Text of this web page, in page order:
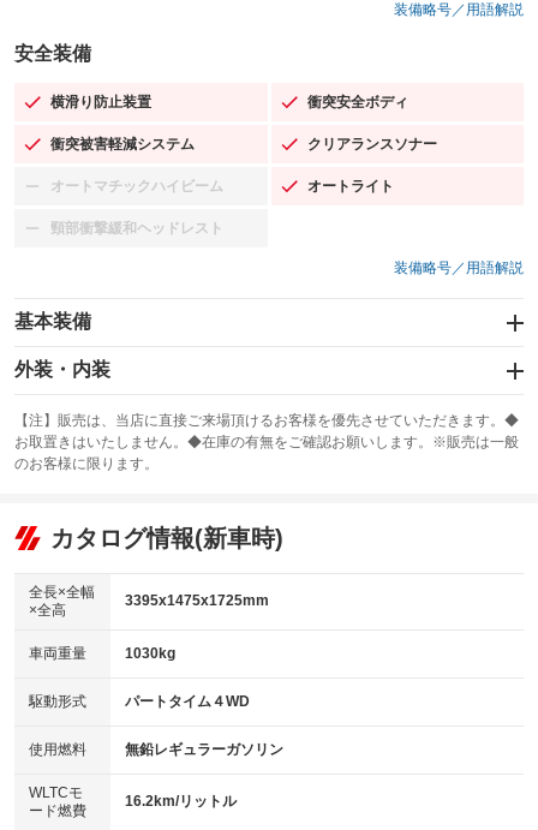
装備略号／用語解説
安全装備
横滑り防止装置
：装備あり 衝突安全ボディ
：装備あり
衝突被害軽減システム
：装備あり クリアランスソナー
：装備あり
オートマチックハイビーム
：装備なし オートライト
：装備あり
頸部衝撃緩和ヘッドレスト
：装備なし
装備略号／用語解説
基本装備
エアバッグ：運転席/助手席/サイド
：装備あり
：装備なし
サンルーフ
：装備なし ABS
リフトアップ
：装備なし
：装備あり
パワーウィンドウ
アイドリングストップ
：装備あり
USB入力端子
：装備なし
100V電源
：装備なし
センターデフロック
：装備なし
外装・内装
カーナビ：メモリーナビ他
：装備あり
TV：フルセグ
：装備あり
ビジュアル
：装備なし
：装備あり
革シート
キーレス
HID(キセノンライト)
：装備なし
バックカメラ
：装備あり
エアロ
：装備なし
【注】販売は、当店に直接ご来場頂けるお客様を優先させていただきます。◆
お取置きはいたしません。◆在庫の有無をご確認お願いします。※販売は一般
のお客様に限ります。
カタログ情報(新車時)
全長×全幅
×全高
3395x1475x1725mm
車両重量 1030kg
駆動形式 パートタイム４WD
使用燃料 無鉛レギュラーガソリン
WLTCモ
ード燃費
16.2km/リットル